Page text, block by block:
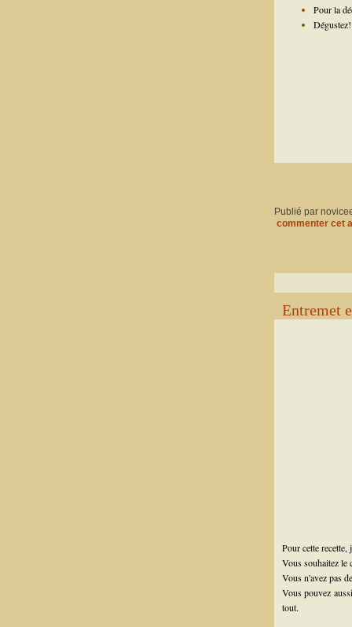
Pour la
Dégustez!
Publié par
commenter cet
Entremet
Pour cette
Vous souhaitez le
Vous n'avez pas
Vous pouvez
tout.